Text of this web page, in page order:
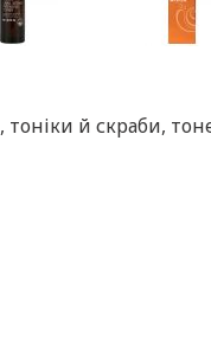
, тоніки й скраби,